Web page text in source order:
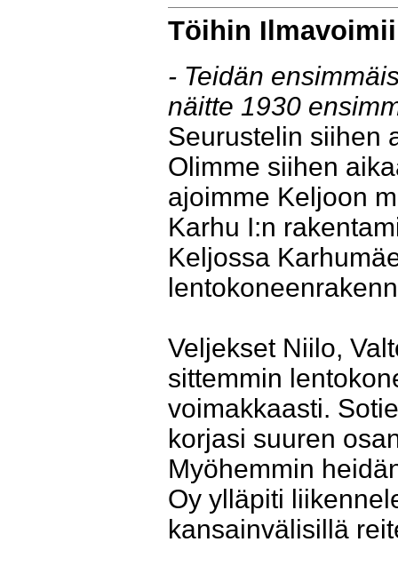
Töihin
- Teidän
näitte 1930
Seurustelin siihen
Olimme siihen
ajoimme Keljoon
Karhu I:n
Keljossa
Veljekset Niilo,
sittemmin
voimakkaasti.
korjasi suuren
Myöhemmin
Oy ylläpiti
kansainvälisillä